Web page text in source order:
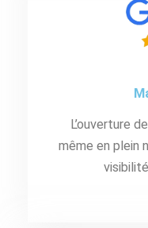
L’ouverture
même en plein